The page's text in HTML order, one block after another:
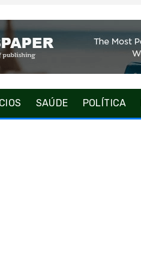
SAÚDE POLÍTICA